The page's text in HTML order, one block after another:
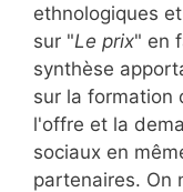
ethnologiques
sur "Le prix" en
synthèse
sur la formation
l'offre et la
sociaux en
partenaires. On